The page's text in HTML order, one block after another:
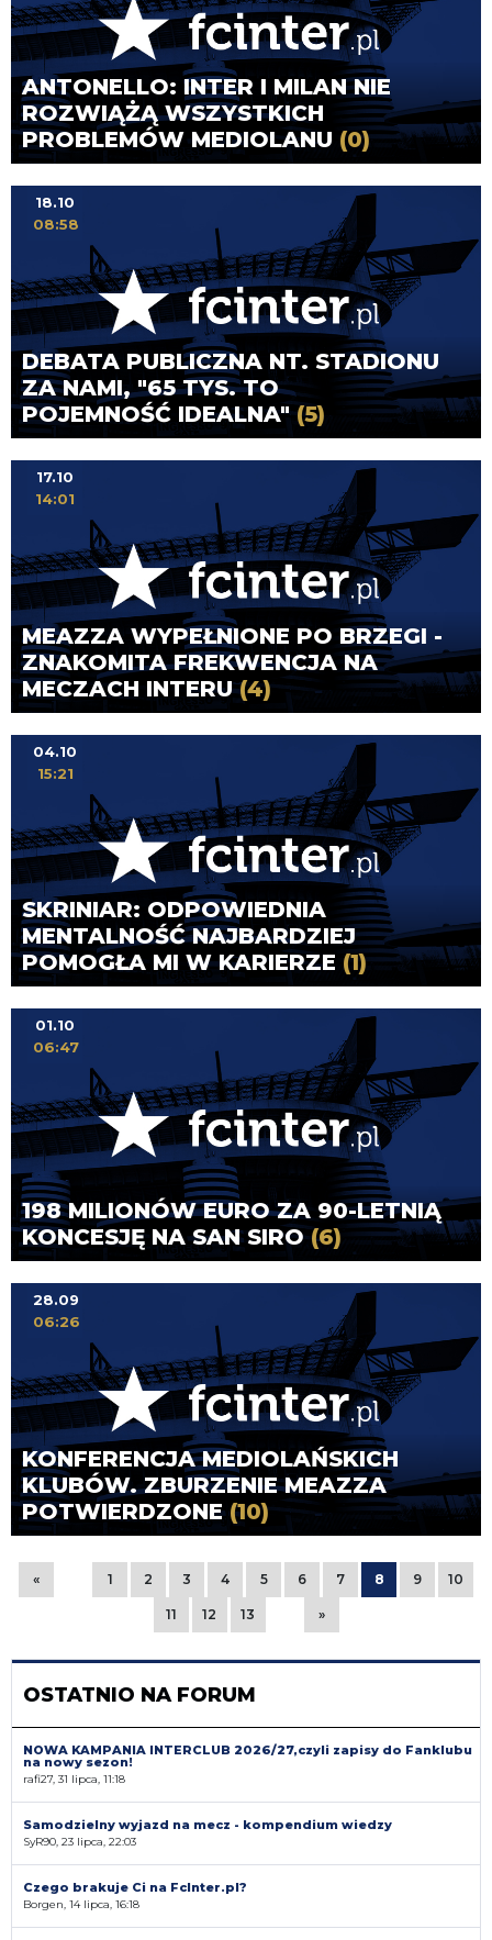
ANTONELLO: INTER I MILAN NIE
ROZWIĄŻĄ WSZYSTKICH
PROBLEMÓW MEDIOLANU (0)
DEBATA PUBLICZNA NT. STADIONU
ZA NAMI, "65 TYS. TO
POJEMNOŚĆ IDEALNA" (5)
18.10
08:58
MEAZZA WYPEŁNIONE PO BRZEGI -
ZNAKOMITA FREKWENCJA NA
MECZACH INTERU(4)
17.10
14:01
SKRINIAR: ODPOWIEDNIA
MENTALNOŚĆ NAJBARDZIEJ
POMOGŁA MI W KARIERZE (1)
04.10
15:21
198 MILIONÓW EURO ZA 90-LETNIĄ
KONCESJĘ NA SAN SIRO(6)
01.10
06:47
KONFERENCJA MEDIOLAŃSKICH
KLUBÓW. ZBURZENIE MEAZZA
POTWIERDZONE(10)
28.09
06:26
« 1 2 3 4 5 6 7 8 9 10
11 12 13 »
OSTATNIO NA FORUM
NOWA KAMPANIA INTERCLUB 2026/27,czyli zapisy do Fanklubu
na nowy sezon!
rafi27, 31 lipca, 11:18
Samodzielny wyjazd na mecz - kompendium wiedzy
SyR90, 23 lipca, 22:03
Czego brakuje Ci na FcInter.pl?
Borgen, 14 lipca, 16:18